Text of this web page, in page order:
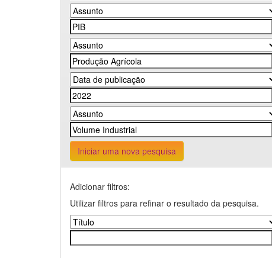
Iniciar uma nova pesquisa
Adicionar filtros:
Utilizar filtros para refinar o resultado da pesquisa.